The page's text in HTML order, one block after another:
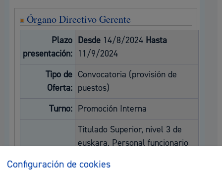
Órgano Directivo Gerente
Plazo
presentación:
Desde 14/8/2024Hasta
11/9/2024
Tipo de
Oferta:
Convocatoria (provisión de
puestos)
Turno: Promoción Interna
Titulado Superior, nivel 3 de
euskara, Personal funcionario
Ayuntamiento de San Sebastián
Configuración de cookies